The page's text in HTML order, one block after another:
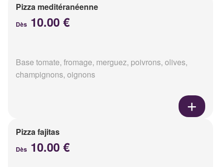
Pizza meditéranéenne
Dès 10.00 €
Base tomate, fromage, merguez, poivrons, olives,
champignons, oignons
Pizza fajitas
Dès 10.00 €